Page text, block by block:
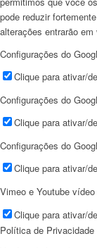
pode reduzir
alterações entrarão
Configurações do
Clique para ativar/
Configurações do
Clique para ativar/
Configurações do
Clique para ativar/
Vimeo e Youtube
Clique para ativar/
Política de Privacidade